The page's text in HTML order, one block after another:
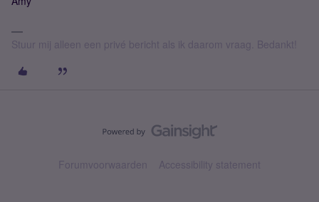
Stuur mij alleen een privé bericht als ik daarom vraag. Bedankt!
Forumvoorwaarden Accessibility statement